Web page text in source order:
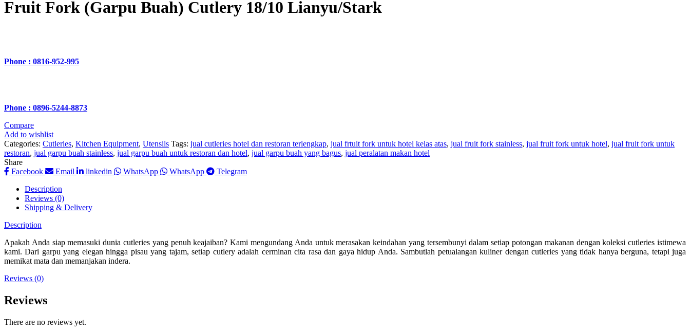
Fruit Fork (Garpu Buah) Cutlery 18/10 Lianyu/Stark
Phone : 0816-952-995
Phone : 0896-5244-8873
Compare
Add to wishlist
Categories: Cutleries, Kitchen Equipment, Utensils Tags: jual cutleries hotel dan restoran terlengkap, jual frtuit fork untuk hotel kelas atas, jual fruit fork stainless, jual fruit fork untuk hotel, jual fruit fork untuk
restoran, jual garpu buah stainless, jual garpu buah untuk restoran dan hotel, jual garpu buah yang bagus, jual peralatan makan hotel
Share
Facebook
Email linkedin WhatsApp WhatsApp
Telegram
Description
Reviews (0)
Shipping & Delivery
Description
Apakah Anda siap memasuki dunia cutleries yang penuh keajaiban? Kami mengundang Anda untuk merasakan keindahan yang tersembunyi dalam setiap potongan makanan dengan koleksi cutleries istimewa
kami. Dari garpu yang elegan hingga pisau yang tajam, setiap cutlery adalah cerminan cita rasa dan gaya hidup Anda. Sambutlah petualangan kuliner dengan cutleries yang tidak hanya berguna, tetapi juga
memikat mata dan memanjakan indera.
Reviews (0)
Reviews
There are no reviews yet.